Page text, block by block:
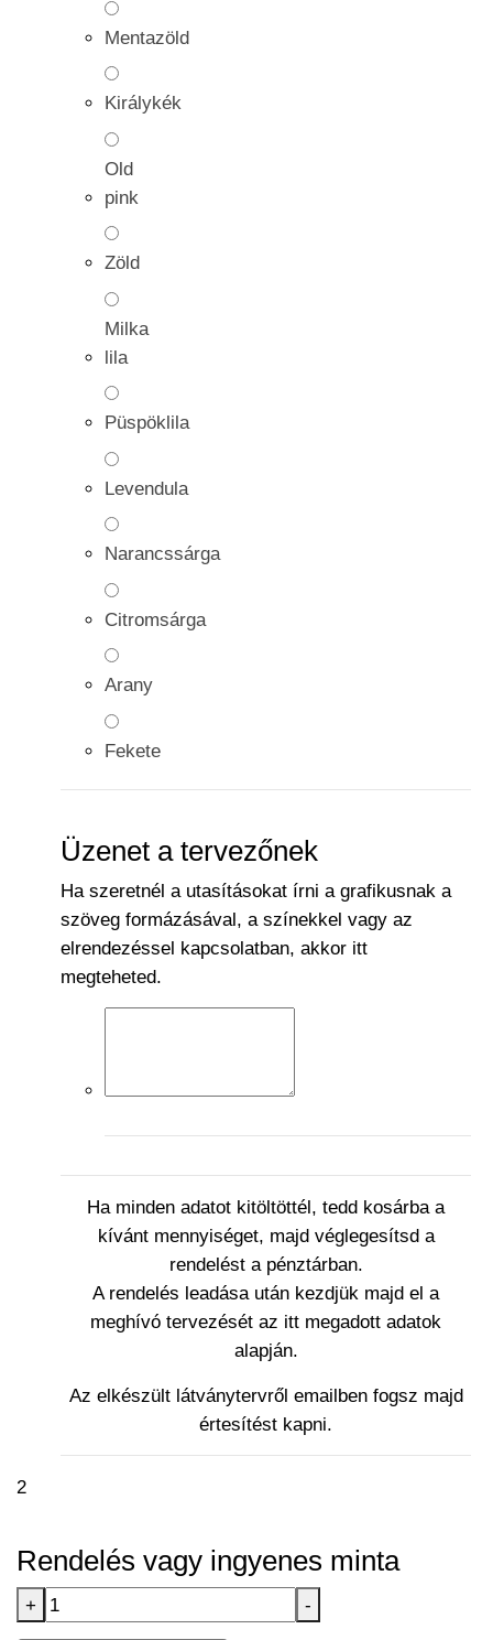
Mentazöld
Királykék
Old
pink
Zöld
Milka
lila
Püspöklila
Levendula
Narancssárga
Citromsárga
Arany
Fekete
Üzenet a tervezőnek
Ha szeretnél a utasításokat írni a grafikusnak a
szöveg formázásával, a színekkel vagy az
elrendezéssel kapcsolatban, akkor itt
megteheted.
Ha minden adatot kitöltöttél, tedd kosárba a
kívánt mennyiséget, majd véglegesítsd a
rendelést a pénztárban.
A rendelés leadása után kezdjük majd el a
meghívó tervezését az itt megadott adatok
alapján.
Az elkészült látványtervről emailben fogsz majd
értesítést kapni.
2
Rendelés vagy ingyenes minta
+
Kémcsöves
meghívó
-